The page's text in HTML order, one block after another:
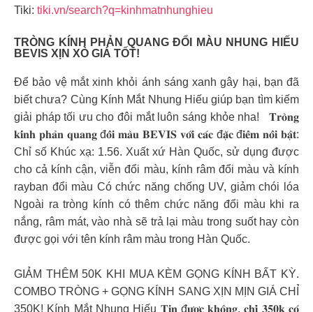
Tiki: tiki.vn/search?q=kinhmatnhunghieu
TRÒNG KÍNH PHẢN QUANG ĐỔI MÀU NHUNG HIẾU
BEVIS XỊN XÒ GIÁ TỐT!
Để bảo vệ mắt xinh khỏi ánh sáng xanh gây hại, bạn đã
biết chưa? Cùng Kính Mắt Nhung Hiếu giúp bạn tìm kiếm
giải pháp tối ưu cho đôi mắt luôn sáng khỏe nha! 𝐓𝐫𝐨̀𝐧𝐠
𝐤𝐢́𝐧𝐡 𝐩𝐡𝐚̉𝐧 𝐪𝐮𝐚𝐧𝐠 đ𝐨̂̉𝐢 𝐦𝐚̀𝐮 𝐁𝐄𝐕𝐈𝐒 𝐯𝐨̛́𝐢 𝐜𝐚́𝐜 đ𝐚̣̆𝐜 đ𝐢𝐞̂̉𝐦 𝐧𝐨̂̉𝐢 𝐛𝐚̣̂𝐭:
Chỉ số Khúc xạ: 1.56. Xuất xứ Hàn Quốc, sử dụng được
cho cả kính cận, viễn đổi màu, kính râm đổi màu và kính
rayban đổi màu Có chức năng chống UV, giảm chói lóa
Ngoài ra tròng kính có thêm chức năng đổi màu khi ra
nắng, râm mát, vào nhà sẽ trả lại màu trong suốt hay còn
được gọi với tên kính râm màu trong Hàn Quốc.
GIẢM THÊM 50K KHI MUA KÈM GỌNG KÍNH BẤT KỲ.
COMBO TRÒNG + GỌNG KÍNH SANG XỊN MỊN GIÁ CHỈ
350K! Kính Mắt Nhung Hiếu 𝐓𝐢𝐧 đ𝐮̛𝐨̛̣𝐜 𝐤𝐡𝐨̂𝐧𝐠, 𝐜𝐡𝐢̉ 𝟑𝟓𝟎𝐤 𝐜𝐨́